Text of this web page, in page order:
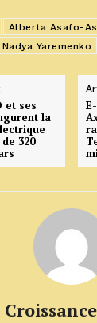
Alberta Asafo-
Nadya Yaremenko
et ses
la
320